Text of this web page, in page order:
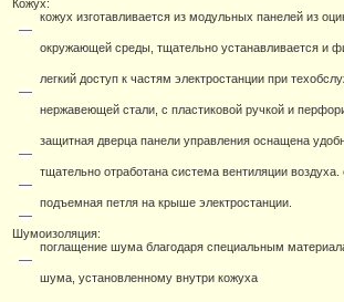
Кожух:
кожух изготавливается из модульных панелей из
окружающей среды, тщательно устанавливается и
легкий доступ к частям электростанции при
нержавеющей стали, с пластиковой ручкой и
защитная дверца панели управления оснащена
тщательно отработана система вентиляции
подъемная петля на крыше электростанции.
Шумоизоляция:
поглащение шума благодаря специальным
шума, установленному внутри кожуха